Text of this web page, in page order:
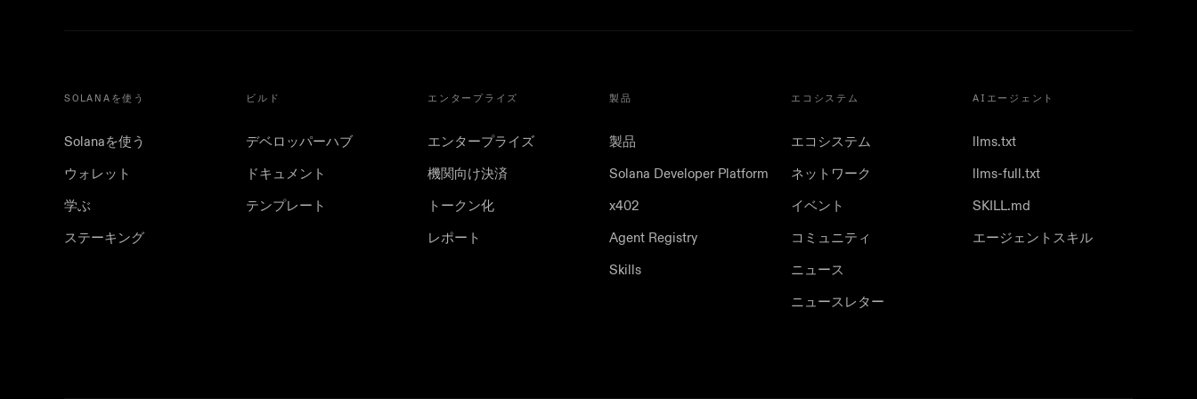
SOLANAを使う
Solanaを使う
ウォレット
学ぶ
ステーキング
ビルド
デベロッパーハブ
ドキュメント
テンプレート
エンタープライズ
エンタープライズ
機関向け決済
トークン化
レポート
製品
製品
Solana Developer Platform
x402
Agent Registry
Skills
エコシステム
エコシステム
ネットワーク
イベント
コミュニティ
ニュース
ニュースレター
AIエージェント
llms.txt
llms-full.txt
SKILL.md
エージェントスキル